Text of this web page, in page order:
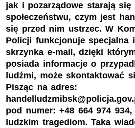
jak i pozarządowe starają się
społeczeństwu, czym jest
się przed nim ustrzec. W
Policji funkcjonuje specjalna
skrzynka e-mail, dzięki
posiada informacje o
ludźmi, może skontaktować
Pisząc na adres:
pod numer: +48 664 974
ludzkim tragediom. Taka